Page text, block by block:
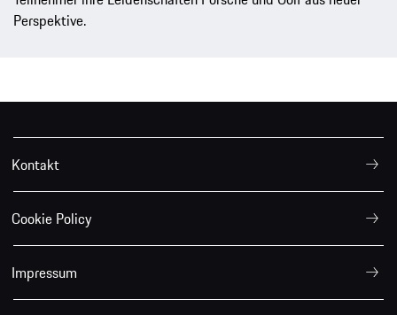
Perspektive.
Kontakt
Cookie Policy
Impressum